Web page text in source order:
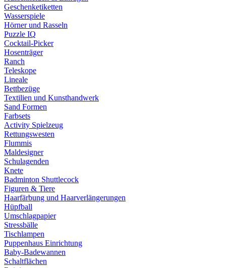
Geschenketiketten
Wasserspiele
Hörner und Rasseln
Puzzle IQ
Cocktail-Picker
Hosenträger
Ranch
Teleskope
Lineale
Bettbezüge
Textilien und Kunsthandwerk
Sand Formen
Farbsets
Activity Spielzeug
Rettungswesten
Flummis
Maldesigner
Schulagenden
Knete
Badminton Shuttlecock
Figuren & Tiere
Haarfärbung und Haarverlängerungen
Hüpfball
Umschlagpapier
Stressbälle
Tischlampen
Puppenhaus Einrichtung
Baby-Badewannen
Schaltflächen